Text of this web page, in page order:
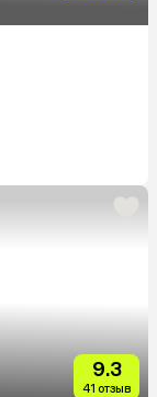
9.3
41 отзыв